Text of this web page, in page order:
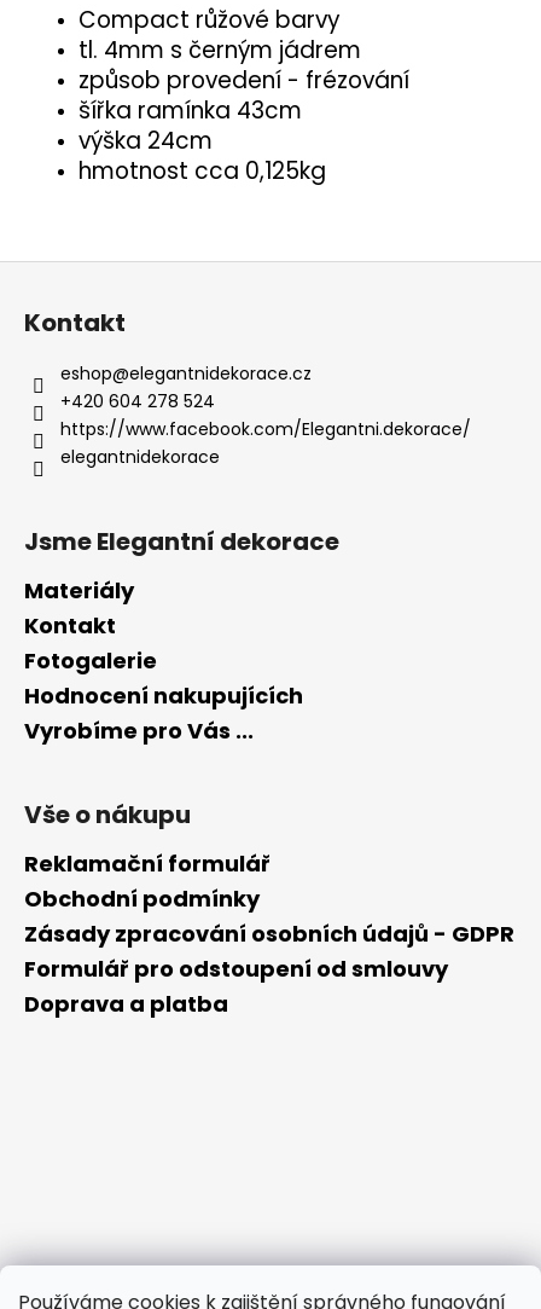
Používáme cookies k zajištění správného fungování
Compact růžové barvy
tl. 4mm s černým jádrem
způsob provedení - frézování
šířka ramínka 43cm
výška 24cm
hmotnost cca 0,125kg
Z
Kontakt
eshop@elegantnidekorace.cz
+420 604 278 524
https://www.facebook.com/Elegantni.dekorace/
elegantnidekorace
Jsme Elegantní dekorace
Materiály
Kontakt
Fotogalerie
Hodnocení nakupujících
Vyrobíme pro Vás ...
Vše o nákupu
Reklamační formulář
Obchodní podmínky
Zásady zpracování osobních údajů - GDPR
Formulář pro odstoupení od smlouvy
Doprava a platba